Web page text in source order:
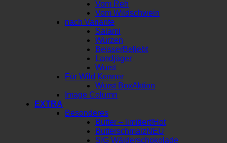
Vom Reh
Vom Wildschwein
nach Variante
Salami
Wurzen
Beisser
Landjäger
Wurst
Für Wild Kenner
Wurst Box
Image Column
EXTRA
Besonderes
Butter – limitiert!
Butterschmalz
SIG Wälderschokolade